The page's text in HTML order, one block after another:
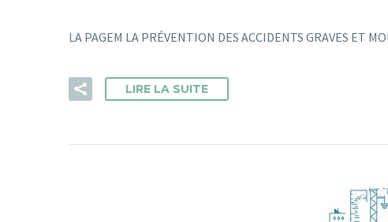
LA PAGEM LA PRÉVENTION DES ACCIDENTS GRAVES
LIRE LA SUITE